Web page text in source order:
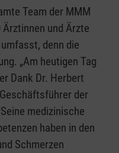
Team der MMM
und Ärzte
denn die
„Am heutigen Tag
Dank Dr. Herbert
der
medizinische
haben in den
Schmerzen